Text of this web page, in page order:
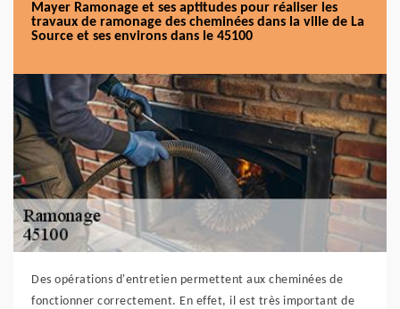
Mayer Ramonage et ses aptitudes pour réaliser les
travaux de ramonage des cheminées dans la ville de La
Source et ses environs dans le 45100
Des opérations d'entretien permettent aux cheminées de
fonctionner correctement. En effet, il est très important de